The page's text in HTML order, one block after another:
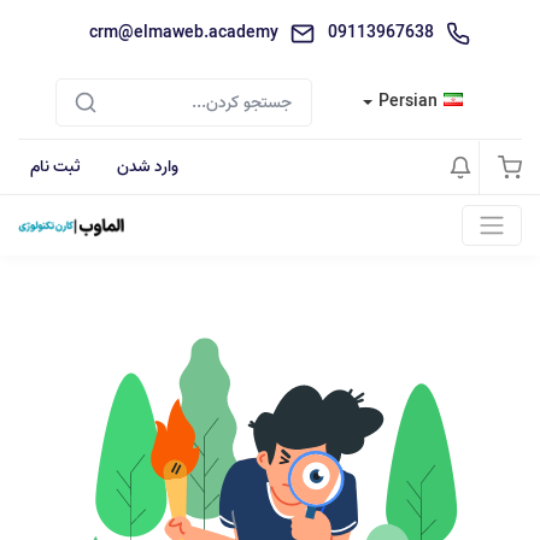
09113967638
crm@elmaweb.academy
Persian
وارد شدن ثبت نام